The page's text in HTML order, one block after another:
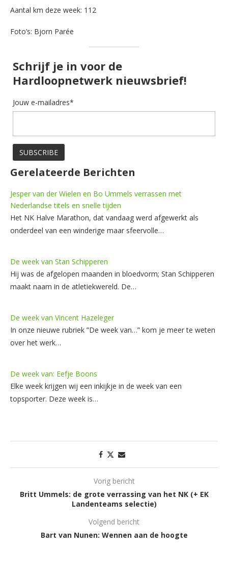
Aantal km deze week: 112
Foto’s: Bjorn Parée
Schrijf je in voor de
Hardloopnetwerk nieuwsbrief!
Jouw e-mailadres*
Gerelateerde Berichten
Jesper van der Wielen en Bo Ummels verrassen met
Nederlandse titels en snelle tijden
Het NK Halve Marathon, dat vandaag werd afgewerkt als
onderdeel van een winderige maar sfeervolle…
De week van Stan Schipperen
Hij was de afgelopen maanden in bloedvorm; Stan Schipperen
maakt naam in de atletiekwereld. De…
De week van Vincent Hazeleger
In onze nieuwe rubriek ”De week van…” kom je meer te weten
over het werk…
De week van: Eefje Boons
Elke week krijgen wij een inkijkje in de week van een
topsporter. Deze week is…
Vorig bericht
Britt Ummels: de grote verrassing van het NK (+ EK
Landenteams selectie)
Volgend bericht
Bart van Nunen: Wennen aan de hoogte